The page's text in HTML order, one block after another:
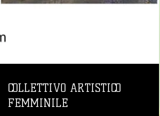
COLLETTIVO ARTISTICO